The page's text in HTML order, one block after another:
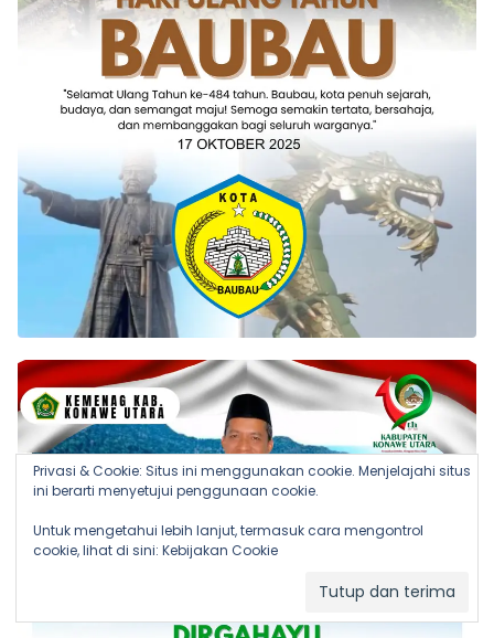
Privasi & Cookie: Situs ini menggunakan cookie. Menjelajahi situs
ini berarti menyetujui penggunaan cookie.
Untuk mengetahui lebih lanjut, termasuk cara mengontrol
cookie, lihat di sini: Kebijakan Cookie